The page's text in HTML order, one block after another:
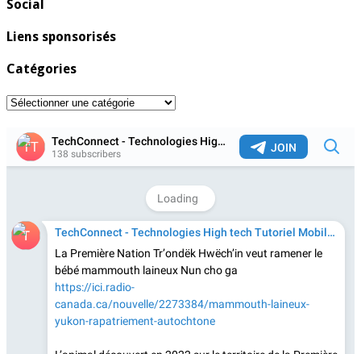
Social
Liens sponsorisés
Catégories
Catégories